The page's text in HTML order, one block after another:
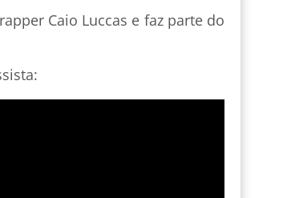
Caio Luccas e faz parte do